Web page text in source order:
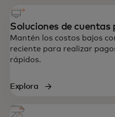
Soluciones de cuentas
Mantén los costos bajos
reciente para realizar
rápidos.
Explora